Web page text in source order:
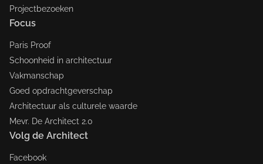
Projectbezoeken
Focus
Paris Proof
Schoonheid in architectuur
Vakmanschap
Goed opdrachtgeverschap
Architectuur als culturele waarde
Mevr. De Architect 2.0
Volg de Architect
Facebook